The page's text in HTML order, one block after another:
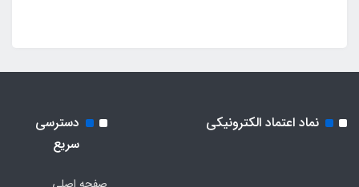
نماد اعتماد الکترونیکی
دسترسی
سریع